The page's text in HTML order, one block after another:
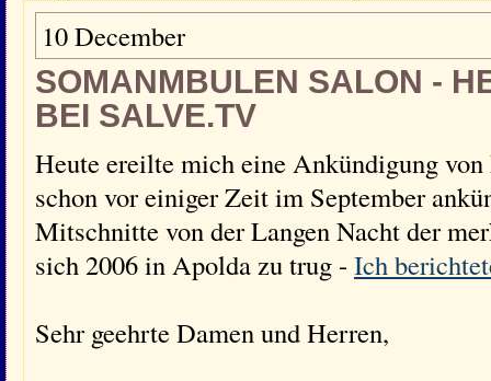
10 December
SOMANMBULEN SALON -
BEI SALVE.TV
Heute ereilte mich eine Ankündigung
schon vor einiger Zeit im September
Mitschnitte von der Langen Nacht der
sich 2006 in Apolda zu trug - Ich
Sehr geehrte Damen und Herren,